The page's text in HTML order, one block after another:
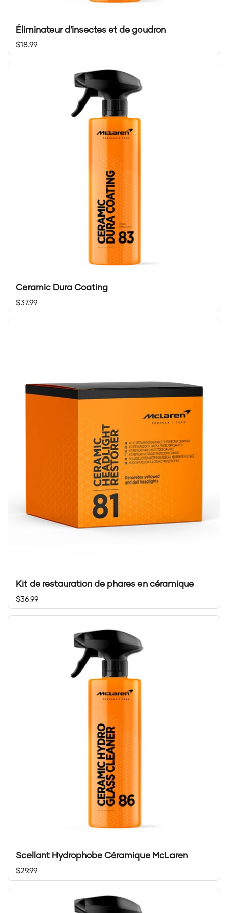
Éliminateur d'insectes et de goudron
Prix régulier
$18.99
Ceramic Dura Coating
Prix régulier
$37.99
Kit de restauration de phares en céramique
Prix régulier
$36.99
Scellant Hydrophobe Céramique McLaren
Prix régulier
$29.99